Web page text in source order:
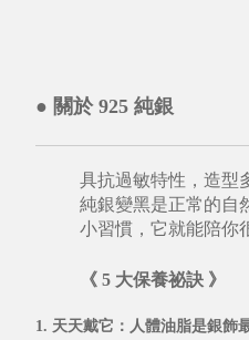
● 關於 925 純銀
具抗過敏特性，造型
純銀變黑是正常的自
小習慣，它就能陪你
《 5 大保養祕訣 》
1. 天天戴它 ：人體油脂是銀飾